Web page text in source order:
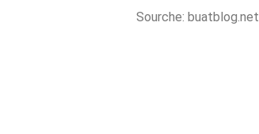
Sourche: buatblog.net